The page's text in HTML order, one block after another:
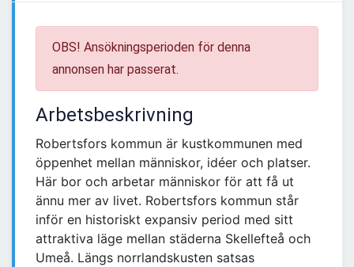
OBS! Ansökningsperioden för denna
annonsen har passerat.
Arbetsbeskrivning
Robertsfors kommun är kustkommunen med
öppenhet mellan människor, idéer och platser.
Här bor och arbetar människor för att få ut
ännu mer av livet. Robertsfors kommun står
inför en historiskt expansiv period med sitt
attraktiva läge mellan städerna Skellefteå och
Umeå. Längs norrlandskusten satsas